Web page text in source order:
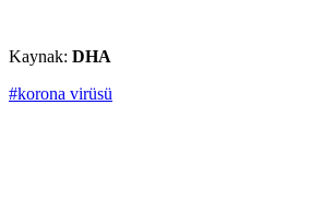
Kaynak: DHA
#korona virüsü